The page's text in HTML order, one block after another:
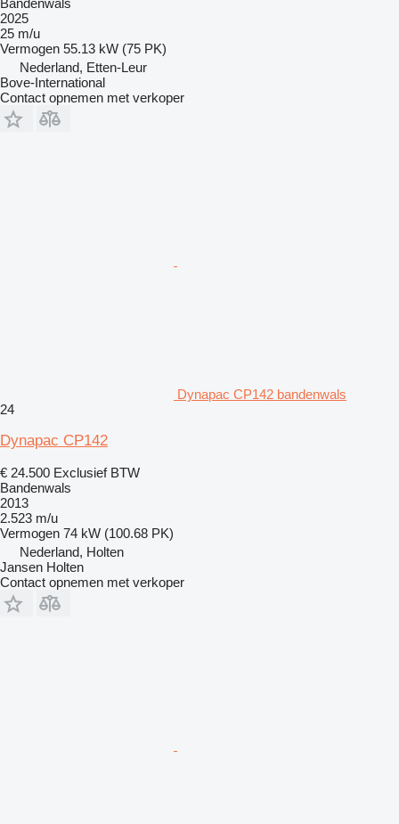
Bandenwals
2025
25 m/u
Vermogen 55.13 kW (75 PK)
Nederland, Etten-Leur
Bove-International
Contact opnemen met verkoper
Dynapac CP142 bandenwals
24
Dynapac CP142
€ 24.500 Exclusief BTW
Bandenwals
2013
2.523 m/u
Vermogen 74 kW (100.68 PK)
Nederland, Holten
Jansen Holten
Contact opnemen met verkoper